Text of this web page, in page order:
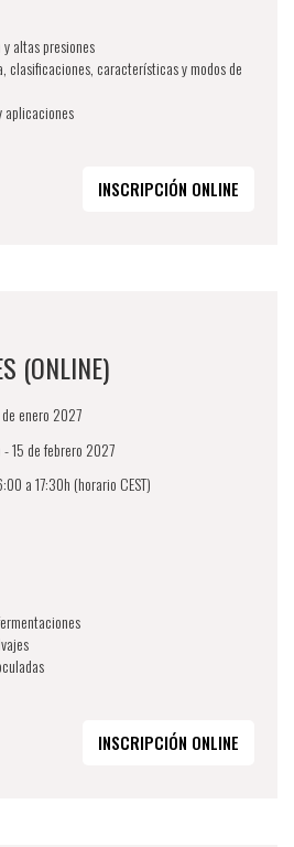
altas presiones
clasificaciones, características y modos de
aplicaciones
INSCRIPCIÓN ONLINE
(ONLINE)
enero 2027
- 15 de febrero 2027
a 17:30h (horario CEST)
INSCRIPCIÓN ONLINE